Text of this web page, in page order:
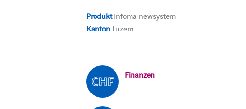
ProduktInfoma newsystem
KantonLuzern
Finanzen